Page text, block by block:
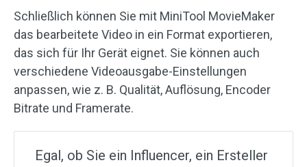
Schließlich können Sie mit MiniTool MovieMaker
das bearbeitete Video in ein Format exportieren,
das sich für Ihr Gerät eignet. Sie können auch
verschiedene Videoausgabe-Einstellungen
anpassen, wie z. B. Qualität, Auflösung, Encoder
Bitrate und Framerate.
Egal, ob Sie ein Influencer, ein Ersteller